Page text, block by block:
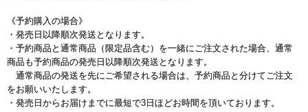
《予約購入の場合》
・発売日以降順次発送となります。
・予約商品と通常商品（限定品含む）を一緒にご注文された場合、通常
商品も予約商品の発売日以降順次発送となります。
通常商品の発送を先にご希望される場合は、予約商品と分けてご注文
をお願いいたします。
・発売日からお届けまでに最短で3日ほどお時間を頂いております。